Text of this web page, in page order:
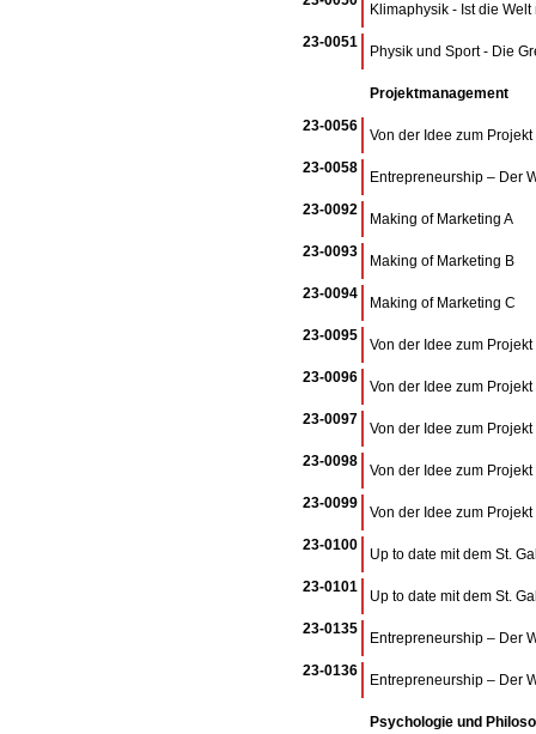
Klimaphysik - Ist die
23-0051
Physik und Sport - Die
Projektmanagement
23-0056
Von der Idee zum Projekt
23-0058
Entrepreneurship – Der
23-0092
Making of Marketing A
23-0093
Making of Marketing B
23-0094
Making of Marketing C
23-0095
Von der Idee zum Projekt
23-0096
Von der Idee zum Projekt
23-0097
Von der Idee zum Projekt
23-0098
Von der Idee zum Projekt
23-0099
Von der Idee zum Projekt
23-0100
Up to date mit dem St.
23-0101
Up to date mit dem St.
23-0135
Entrepreneurship – Der
23-0136
Entrepreneurship – Der
Psychologie und